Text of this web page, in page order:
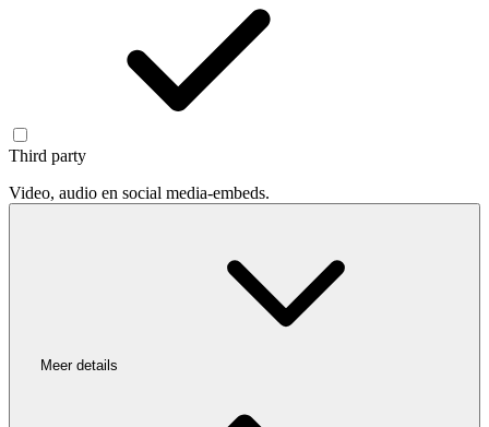
Third party
Video, audio en social media-embeds.
Meer details